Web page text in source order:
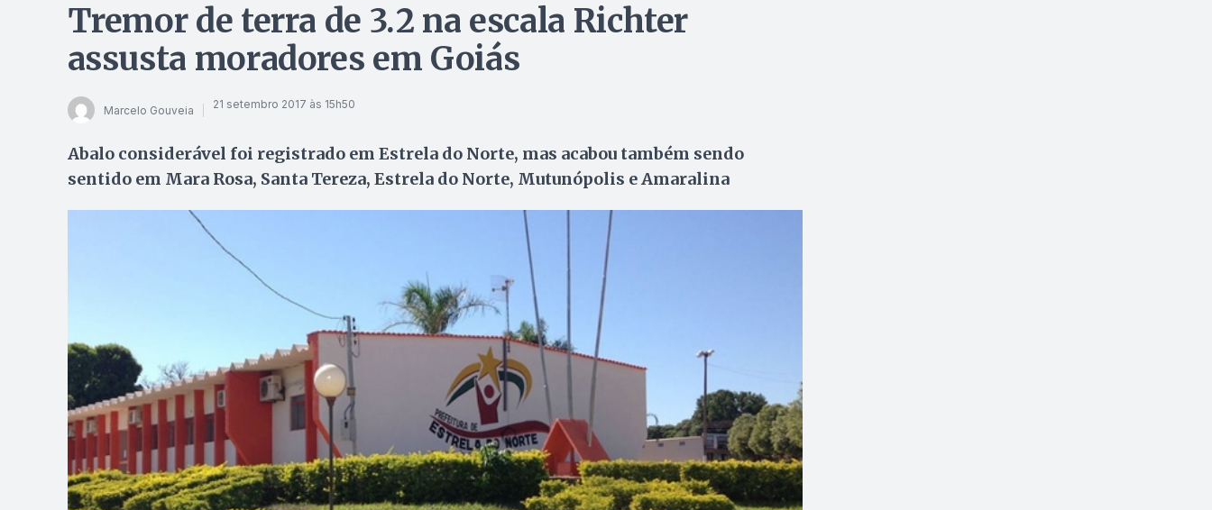
Tremor de terra de 3.2 na escala Richter
assusta moradores em Goiás
Marcelo Gouveia 21 setembro 2017 às 15h50
Abalo considerável foi registrado em Estrela do Norte, mas acabou também sendo
sentido em Mara Rosa, Santa Tereza, Estrela do Norte, Mutunópolis e Amaralina